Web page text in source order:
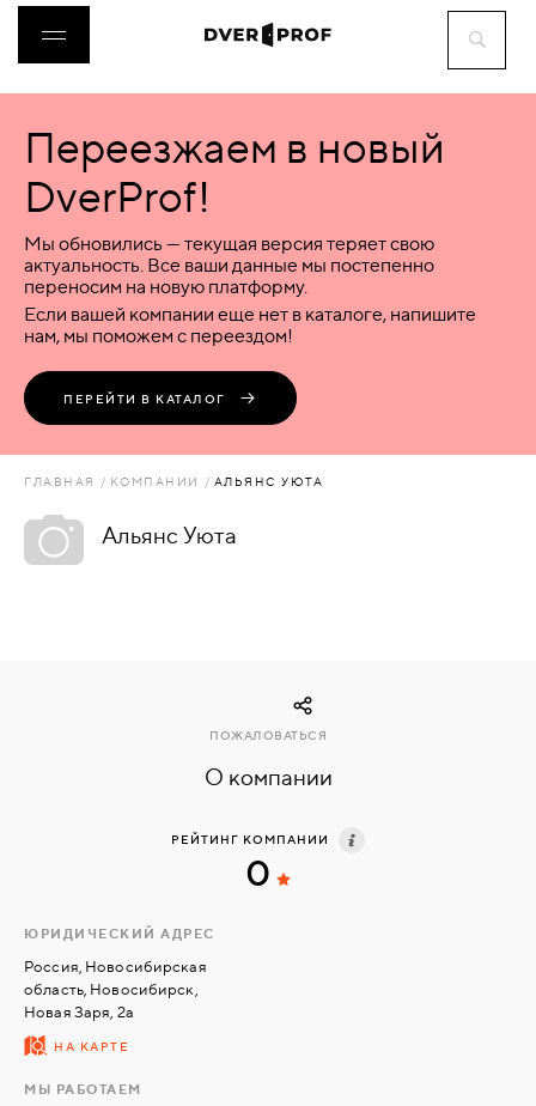
ДВЕРИ
ФУРНИТУРА
ВОРОТА
ПЕРЕГОРОДКИ
АКСЕССУАРЫ
ЗАВКИ
ИНТЕРЕСНЫЕ
Переезжаем в новый
DverProf!
Мы обновились — текущая версия теряет свою
актуальность. Все ваши данные мы постепенно
переносим на новую платформу.
Если вашей компании еще нет в каталоге, напишите
нам, мы поможем с переездом!
ПЕРЕЙТИ В КАТАЛОГ
ГЛАВНАЯ КОМПАНИИ АЛЬЯНС УЮТА
Альянс Уюта
О компании
ПОЖАЛОВАТЬСЯ
РЕЙТИНГ КОМПАНИИ
0
ЮРИДИЧЕСКИЙ АДРЕС
Россия, Новосибирская
область, Новосибирск,
Новая Заря, 2а
НА КАРТЕ
МЫ РАБОТАЕМ